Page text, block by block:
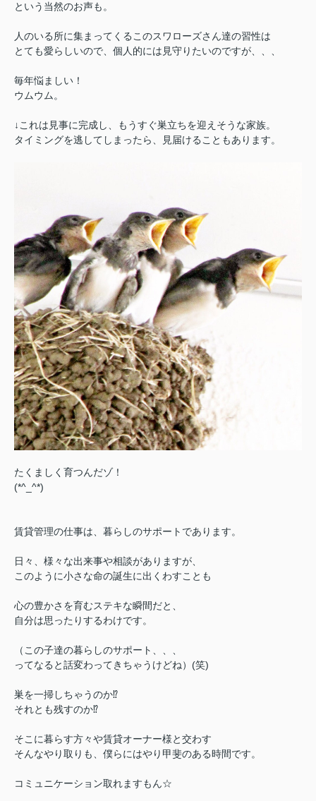
という当然のお声も。
人のいる所に集まってくるこのスワローズさん達の習性は
とても愛らしいので、個人的には見守りたいのですが、、、
毎年悩ましい！
ウムウム。
↓これは見事に完成し、もうすぐ巣立ちを迎えそうな家族。
タイミングを逃してしまったら、見届けることもあります。
たくましく育つんだゾ！
(*^_^*)
賃貸管理の仕事は、暮らしのサポートであります。
日々、様々な出来事や相談がありますが、
このように小さな命の誕生に出くわすことも
心の豊かさを育むステキな瞬間だと、
自分は思ったりするわけです。
（この子達の暮らしのサポート、、、
ってなると話変わってきちゃうけどね）(笑)
巣を一掃しちゃうのか⁉
それとも残すのか⁉
そこに暮らす方々や賃貸オーナー様と交わす
そんなやり取りも、僕らにはやり甲斐のある時間です。
コミュニケーション取れますもん☆